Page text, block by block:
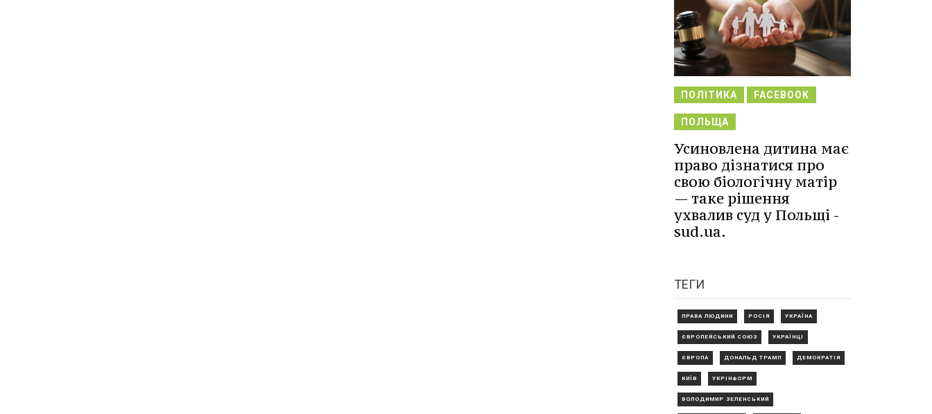
ПОЛІТИКА FACEBOOK
ПОЛЬЩА
Усиновлена дитина має
право дізнатися про
свою біологічну матір
— таке рішення
ухвалив суд у Польщі -
sud.ua.
ТЕГИ
ПРАВА ЛЮДИНИ РОСІЯ УКРАЇНА
ЄВРОПЕЙСЬКИЙ СОЮЗ УКРАЇНЦІ
ЄВРОПА ДОНАЛЬД ТРАМП ДЕМОКРАТІЯ
КИЇВ УКРІНФОРМ
ВОЛОДИМИР ЗЕЛЕНСЬКИЙ